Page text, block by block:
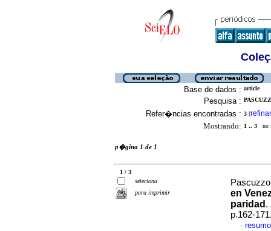
Base de dados : article
Pesquisa :
Refer�ncias encontradas : 3 [refinar
Mostrando: 1 .. 3 no
p�gina 1 de 1
1 / 3
seleciona
para imprimir
en
paridad .
p.162-
·